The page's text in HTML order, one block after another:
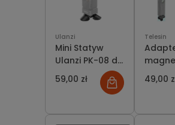
Ulanzi
Mini Statyw
Ulanzi PK-08 do
DJI Osmo
Pocket 3
59,00 zł
Telesin
X5/
Pro
49,00